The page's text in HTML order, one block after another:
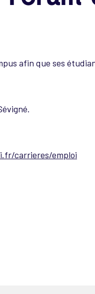
afin que ses
carrieres/emploi